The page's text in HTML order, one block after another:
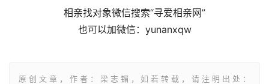
相亲找对象微信搜索“寻爱相亲网”
也可以加微信：yunanxqw
原创文章，作者：梁志镅，如若转载，请注明出处：